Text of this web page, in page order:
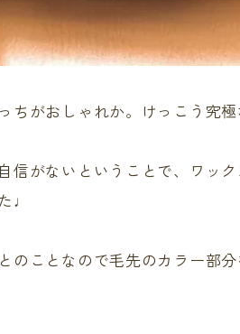
ちがおしゃれか。けっこう究
信がないということで、ワッ
♩
のことなので毛先のカラー部